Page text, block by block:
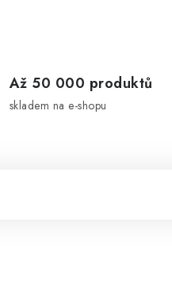
Až 50 000 produktů
skladem na e-shopu